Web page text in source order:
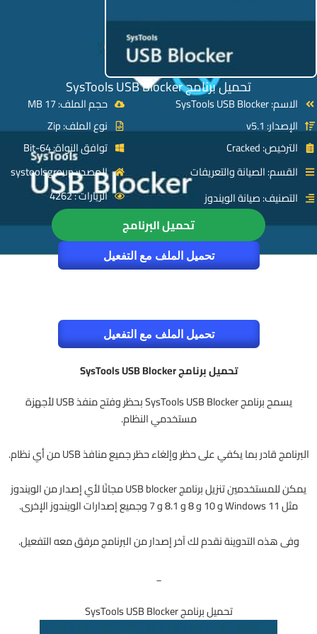
تحميل برنامج SysTools USB Blocker
الاسم: SysTools USB Blocker
الإصدار: v5.1
الترخيص: Cracked
القسم: الصيانة والتعريفات
التصنيف: صيانة الويندوز
حجم الملف: 17 MB
نوع الملف: Zip
توافق النواة: 64-Bit
المصدر: systoolsgroup
الزيارات : 4262
تحميل البرنامج
تحميل الملف مع التفعيل
تحميل الملف مع التفعيل
تحميل برنامج SysTools USB Blocker
يسمح برنامج SysTools USB Blocker بحظر وفتح منفذ USB لأجهزة
مستخدمي النظام.
البرنامج قادر بما يكفي على حظر وإلغاء حظر جميع منافذ USB من أي نظام.
يمكن للمستخدمين تنزيل برنامج USB blocker مجانًا لأي إصدار من الويندوز
مثل Windows 11 و 10 و 8 و 8.1 و 7 وجميع إصدارات الويندوز الإخرى.
وفى هذه التدوينة نقدم لك آخر إصدار من البرنامج مرفق معه التفعيل.
_
تحميل برنامج SysTools USB Blocker